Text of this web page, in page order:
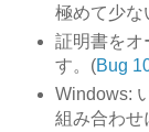
極めて少な
証明書をオ
す。(Bug
Windows:
組み合わせ